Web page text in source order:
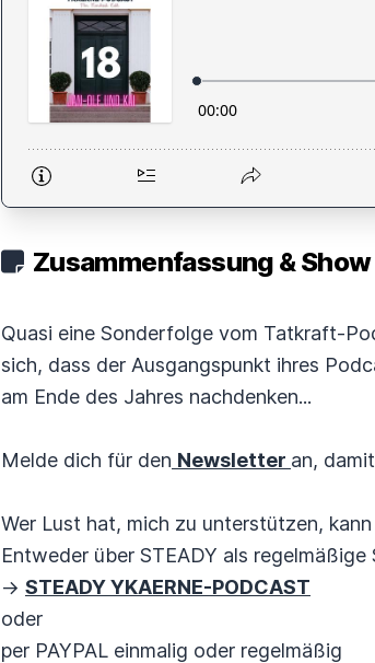
Zusammenfassung &
Quasi eine Sonderfolge vom Tatkraft-
sich, dass der Ausgangspunkt ihres
am Ende des Jahres nachdenken...
Melde dich für den Newsletter an,
Wer Lust hat, mich zu unterstützen,
Entweder über STEADY als
-> STEADY YKAERNE-PODCAST
oder
per PAYPAL einmalig oder regelmäßig